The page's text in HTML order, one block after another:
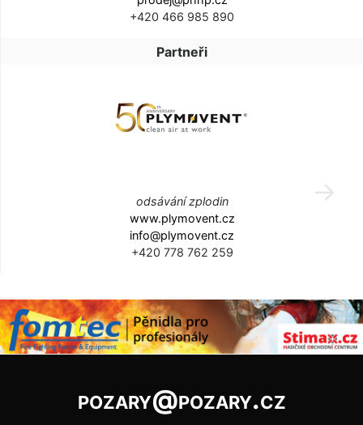
+420 466 985 890
Partneři
odsávání zplodin
www.plymovent.cz
info@plymovent.cz
+420 778 762 259
pozary@pozary.cz